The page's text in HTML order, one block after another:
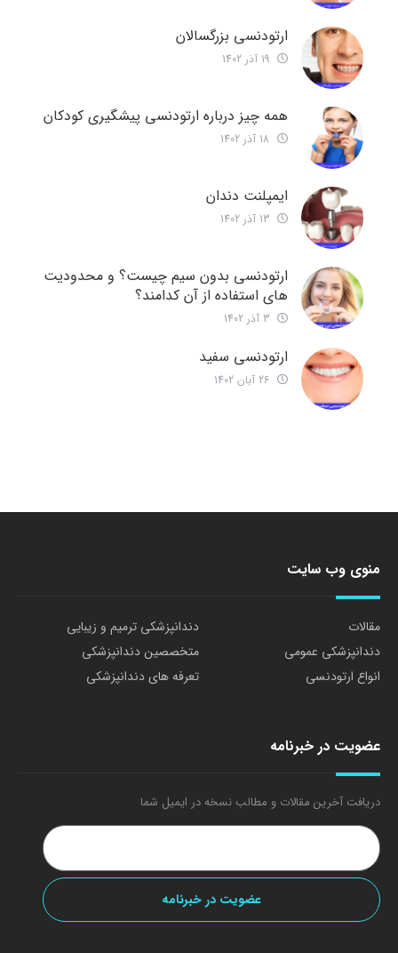
ارتودنسی بزرگسالان
همه چیز درباره ارتودنسی پیشگیری کودکان
ایمپلنت دندان
ارتودنسی بدون سیم چیست؟ و محدودیت
های استفاده از آن کدامند؟
ارتودنسی سفید
منوی وب سایت
مقالات
دندانپزشکی ترمیم و زیبایی
دندانپزشکی عمومی
متخصصین دندانپزشکی
انواع ارتودنسی
تعرفه های دندانپزشکی
عضویت در خبرنامه
دریافت آخرین مقالات و مطالب نسخه در ایمیل شما